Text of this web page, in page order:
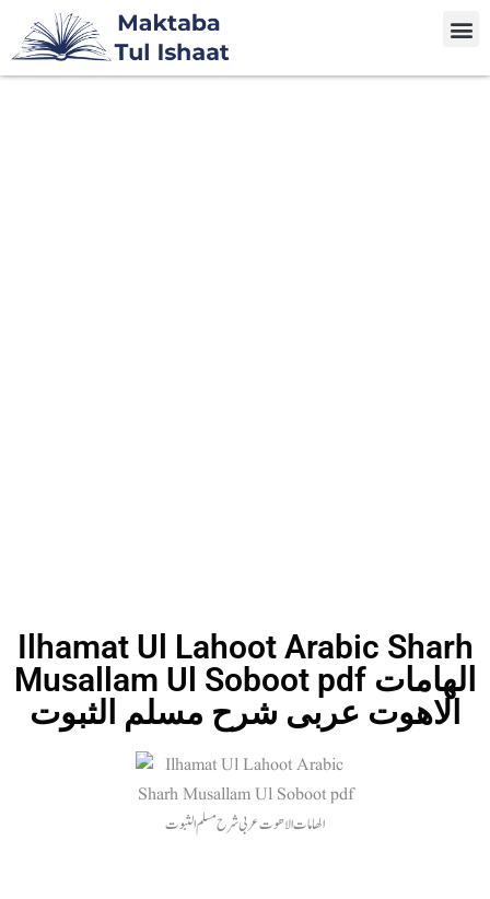
Ilhamat Ul Lahoot Arabic Sharh
Musallam Ul Soboot pdf الھامات
الاھوت عربی شرح مسلم الثبوت